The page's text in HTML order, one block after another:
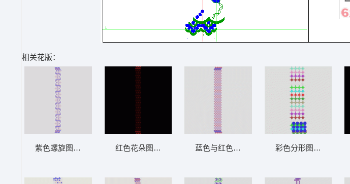
相关花版：
紫色螺旋图案装饰纹样 窗帘红色花朵图案装饰条纹 窗帘蓝色与红色几何图案装饰 窗帘彩色分形图案排列 窗帘